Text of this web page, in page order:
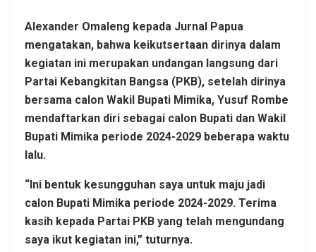
Alexander Omaleng kepada Jurnal Papua
mengatakan, bahwa keikutsertaan dirinya dalam
kegiatan ini merupakan undangan langsung dari
Partai Kebangkitan Bangsa (PKB), setelah dirinya
bersama calon Wakil Bupati Mimika, Yusuf Rombe
mendaftarkan diri sebagai calon Bupati dan Wakil
Bupati Mimika periode 2024-2029 beberapa waktu
lalu.
“Ini bentuk kesungguhan saya untuk maju jadi
calon Bupati Mimika periode 2024-2029. Terima
kasih kepada Partai PKB yang telah mengundang
saya ikut kegiatan ini,” tuturnya.